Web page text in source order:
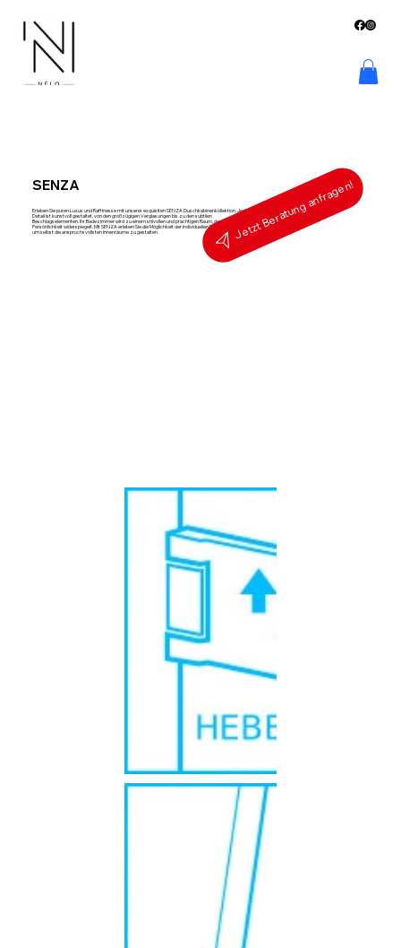
SENZA
Erleben Sie puren Luxus und Raffinesse mit unserer exquisiten SENZA Duschkabinenkollektion. Jedes
Detail ist kunstvoll gestaltet, von den großzügigen Verglasungen bis zu den subtilen
Beschlagselementen. Ihr Badezimmer wird zu einem stilvollen und prächtigen Raum, der Ihre
Persönlichkeit widerspiegelt. Mit SENZA erleben Sie die Möglichkeit der individuellen Personalisierung,
um selbst die anspruchsvollsten Innenräume zu gestalten.
Jetzt Beratung anfragen!